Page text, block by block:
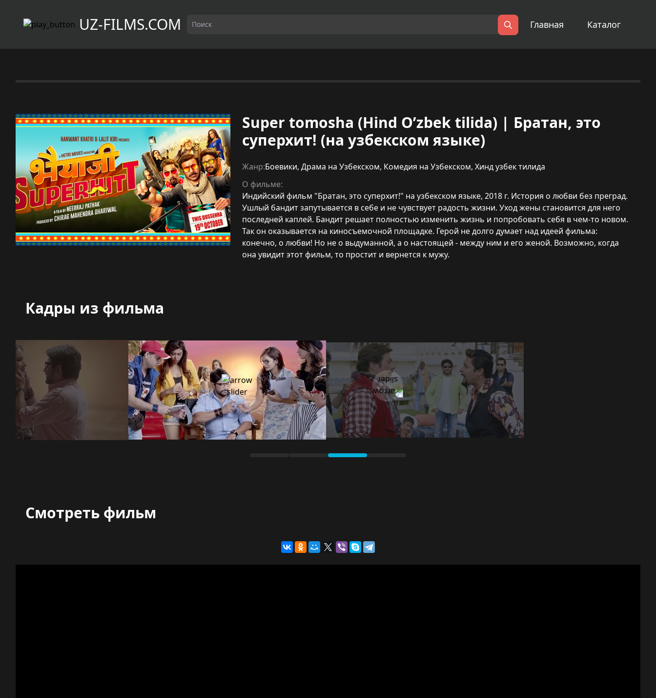
UZ-FILMS.COM Поиск
Главная Каталог
Super tomosha (Hind O’zbek tilida) | Братан, это
суперхит! (на узбекском языке)
Жанр:Боевики, Драма на Узбекском, Комедия на Узбекском, Хинд узбек тилида
О фильме:
Индийский фильм "Братан, это суперхит!" на узбекском языке, 2018 г. История о любви без преград.
Ушлый бандит запутывается в себе и не чувствует радость жизни. Уход жены становится для него
последней каплей. Бандит решает полностью изменить жизнь и попробовать себя в чем-то новом.
Так он оказывается на киносъемочной площадке. Герой не долго думает над идеей фильма:
конечно, о любви! Но не о выдуманной, а о настоящей - между ним и его женой. Возможно, когда
она увидит этот фильм, то простит и вернется к мужу.
Кадры из фильма
Смотреть фильм